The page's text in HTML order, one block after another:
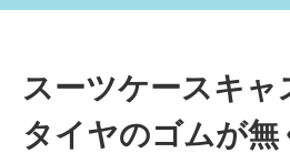
スーツケースキャ
タイヤのゴムが無